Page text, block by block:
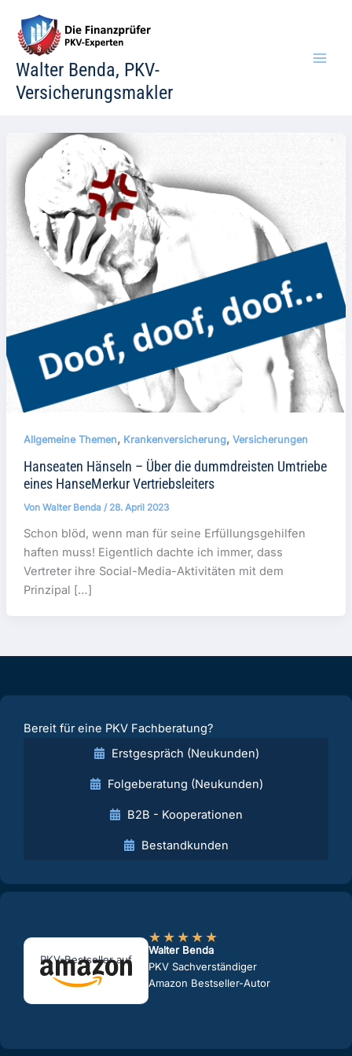
Inhalt
springen
Walter Benda, PKV-
Versicherungsmakler
Allgemeine Themen, Krankenversicherung, Versicherungen
Hanseaten Hänseln – Über die dummdreisten Umtriebe
eines HanseMerkur Vertriebsleiters
Von Walter Benda / 28. April 2023
Schon blöd, wenn man für seine Erfüllungsgehilfen
haften muss! Eigentlich dachte ich immer, dass
Vertreter ihre Social-Media-Aktivitäten mit dem
Prinzipal […]
Bereit für eine PKV Fachberatung?
Erstgespräch (Neukunden)
Folgeberatung (Neukunden)
B2B - Kooperationen
Bestandkunden
PKV-Bestseller auf
★★★★★
Walter Benda
PKV Sachverständiger
Amazon Bestseller-Autor